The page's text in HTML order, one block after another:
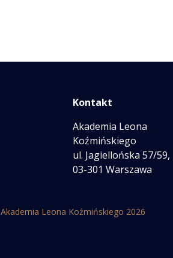
Kontakt
Akademia Leona
Koźmińskiego
ul. Jagiellońska 57/59,
03-301 Warszawa
Akademia Leona Koźmińskiego 2026